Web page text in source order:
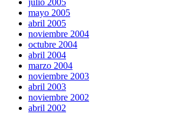
julio 2005
mayo 2005
abril 2005
noviembre 2004
octubre 2004
abril 2004
marzo 2004
noviembre 2003
abril 2003
noviembre 2002
abril 2002